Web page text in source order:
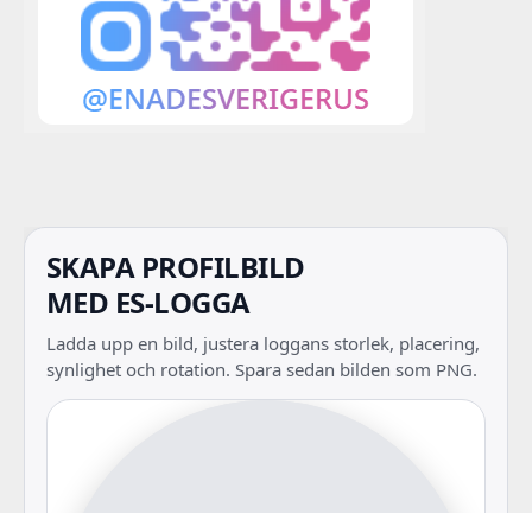
SKAPA PROFILBILD
MED ES-LOGGA
Ladda upp en bild, justera loggans storlek, placering,
synlighet och rotation. Spara sedan bilden som PNG.